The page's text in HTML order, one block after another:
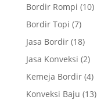
Bordir Rompi (10)
Bordir Topi (7)
Jasa Bordir(18)
Jasa Konveksi (2)
Kemeja Bordir(4)
Konveksi Baju (13)